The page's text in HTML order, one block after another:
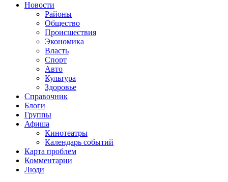
Новости
Районы
Общество
Происшествия
Экономика
Власть
Спорт
Авто
Культура
Здоровье
Справочник
Блоги
Группы
Афиша
Кинотеатры
Календарь событий
Карта проблем
Комментарии
Люди